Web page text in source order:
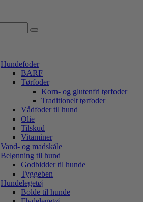
Hundefoder
BARF
Tørfoder
Korn- og glutenfri tørfoder
Traditionelt tørfoder
Vådfoder til hund
Olie
Tilskud
Vitaminer
Vand- og madskåle
Belønning til hund
Godbidder til hunde
Tyggeben
Hundelegetøj
Bolde til hunde